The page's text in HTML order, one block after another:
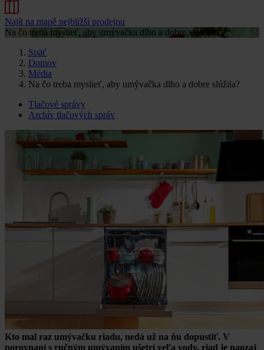
Najít na mapě nejbližší prodejnu
Na čo treba myslieť, aby umývačka dlho a dobre slúžila?
Späť
Domov
Média
Na čo treba myslieť, aby umývačka dlho a dobre slúžila?
Tlačové správy
Archív tlačových správ
Kto mal raz umývačku riadu, nedá už na ňu dopustiť. V
porovnaní s ručným umývaním ušetrí veľa vody, riad je naozaj